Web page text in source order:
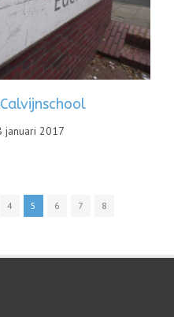
januari 2017
4 5 6 7
8